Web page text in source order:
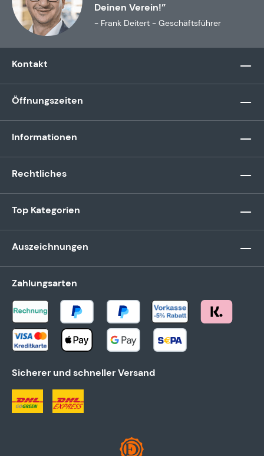
Deinen Verein!”
- Frank Deitert - Geschäftsführer
Kontakt
Öffnungszeiten
Informationen
Rechtliches
Top Kategorien
Auszeichnungen
Zahlungsarten
Sicherer und schneller Versand